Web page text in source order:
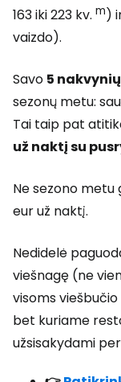
163 iki 223 kv. m)
vaizdo).
Savo 5 nakvynių
sezonų metu:
Tai taip pat
už naktį su
Ne sezono metu
eur už naktį.
Nedidelė
viešnagę (ne
visoms
bet kuriame
užsisakydami